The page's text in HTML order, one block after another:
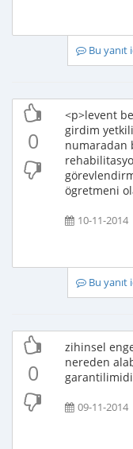
Bu yanıt
0
<p>levent
girdim
numaradan
ögretmeni
10-11-2014
Bu yanıt
0
zihinsel
nereden
09-11-2014